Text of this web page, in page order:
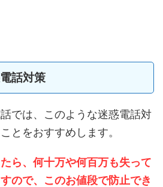
話対策
では、このような迷惑電話対
とをおすすめします。
ら、何十万や何百万も失って
ので、このお値段で防止でき